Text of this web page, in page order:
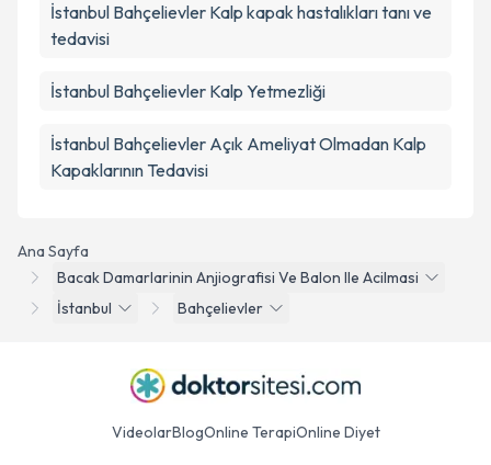
Ana Sayfa
Bacak Damarlarinin Anjiografisi Ve Balon Ile Acilmasi
İstanbul
Bahçelievler
İstanbul Bahçelievler Kalp kapak hastalıkları tanı ve
tedavisi
İstanbul Bahçelievler Kalp Yetmezliği
İstanbul Bahçelievler Açık Ameliyat Olmadan Kalp
Kapaklarının Tedavisi
VideolarBlogOnline TerapiOnline Diyet